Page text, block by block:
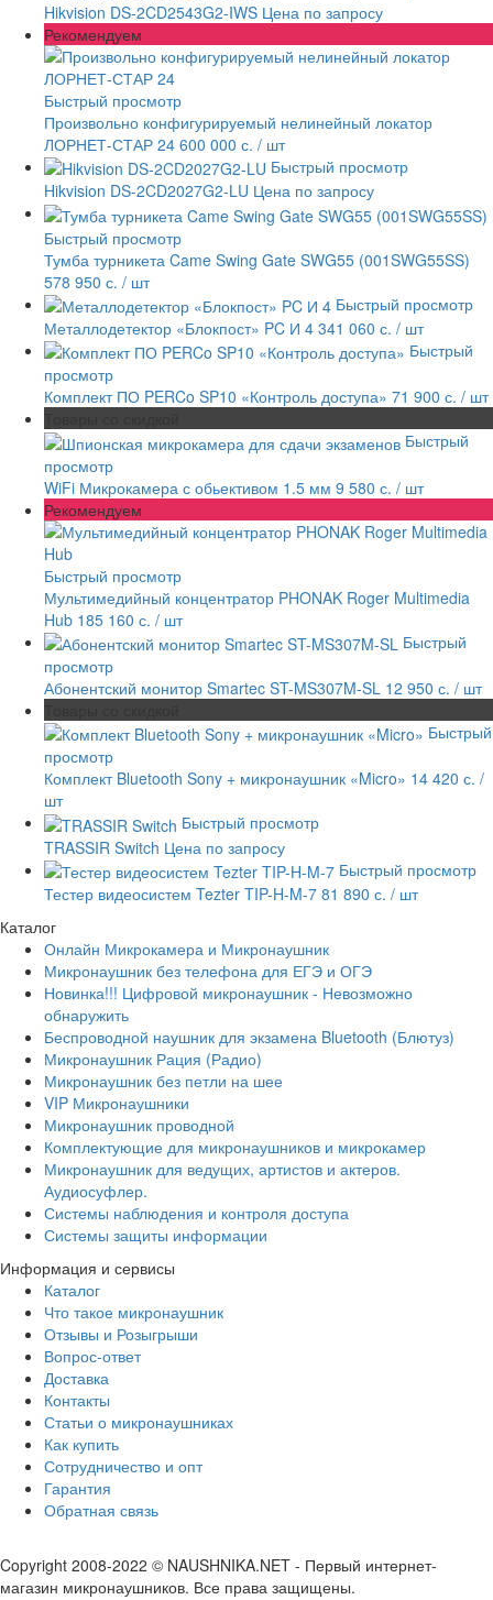
Hikvision DS-2CD2543G2-IWS Цена по запросу
Рекомендуем
Быстрый просмотр
Произвольно конфигурируемый нелинейный локатор
ЛОРНЕТ-СТАР 24 600 000 с. / шт
Быстрый просмотр
Hikvision DS-2CD2027G2-LU Цена по запросу
Быстрый просмотр
Тумба турникета Came Swing Gate SWG55 (001SWG55SS)
578 950 с. / шт
Быстрый просмотр
Металлодетектор «Блокпост» PC И 4 341 060 с. / шт
Быстрый
просмотр
Комплект ПО PERCo SP10 «Контроль доступа» 71 900 с. / шт
Быстрый
просмотр
WiFi Микрокамера с обьективом 1.5 мм 9 580 с. / шт
Рекомендуем
Быстрый просмотр
Мультимедийный концентратор PHONAK Roger Multimedia
Hub 185 160 с. / шт
Быстрый
просмотр
Абонентский монитор Smartec ST-MS307M-SL 12 950 с. / шт
Быстрый
просмотр
Комплект Bluetooth Sony + микронаушник «Micro» 14 420 с. /
шт
Быстрый просмотр
TRASSIR Switch Цена по запросу
Быстрый просмотр
Тестер видеосистем Tezter TIP-H-M-7 81 890 с. / шт
Каталог
Онлайн Микрокамера и Микронаушник
Микронаушник без телефона для ЕГЭ и ОГЭ
Новинка!!! Цифровой микронаушник - Невозможно
обнаружить
Беспроводной наушник для экзамена Bluetooth (Блютуз)
Микронаушник Рация (Радио)
Микронаушник без петли на шее
VIP Микронаушники
Микронаушник проводной
Комплектующие для микронаушников и микрокамер
Микронаушник для ведущих, артистов и актеров.
Аудиосуфлер.
Системы наблюдения и контроля доступа
Системы защиты информации
Информация и сервисы
Каталог
Что такое микронаушник
Отзывы и Розыгрыши
Вопрос-ответ
Доставка
Контакты
Статьи о микронаушниках
Как купить
Сотрудничество и опт
Гарантия
Обратная связь
Copyright 2008-2022 © NAUSHNIKA.NET - Первый интернет-
магазин микронаушников. Все права защищены.